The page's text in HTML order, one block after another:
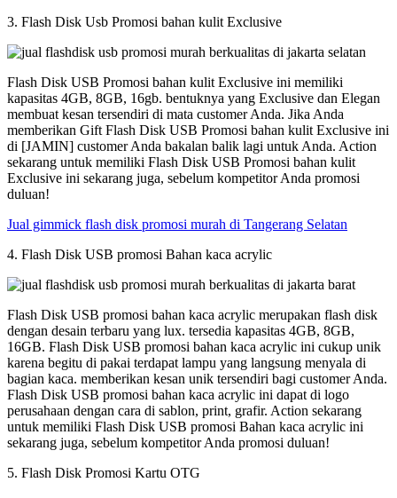
3. Flash Disk Usb Promosi bahan kulit Exclusive
Flash Disk USB Promosi bahan kulit Exclusive ini memiliki
kapasitas 4GB, 8GB, 16gb. bentuknya yang Exclusive dan Elegan
membuat kesan tersendiri di mata customer Anda. Jika Anda
memberikan Gift Flash Disk USB Promosi bahan kulit Exclusive ini
di [JAMIN] customer Anda bakalan balik lagi untuk Anda. Action
sekarang untuk memiliki Flash Disk USB Promosi bahan kulit
Exclusive ini sekarang juga, sebelum kompetitor Anda promosi
duluan!
Jual gimmick flash disk promosi murah di Tangerang Selatan
4. Flash Disk USB promosi Bahan kaca acrylic
Flash Disk USB promosi bahan kaca acrylic merupakan flash disk
dengan desain terbaru yang lux. tersedia kapasitas 4GB, 8GB,
16GB. Flash Disk USB promosi bahan kaca acrylic ini cukup unik
karena begitu di pakai terdapat lampu yang langsung menyala di
bagian kaca. memberikan kesan unik tersendiri bagi customer Anda.
Flash Disk USB promosi bahan kaca acrylic ini dapat di logo
perusahaan dengan cara di sablon, print, grafir. Action sekarang
untuk memiliki Flash Disk USB promosi Bahan kaca acrylic ini
sekarang juga, sebelum kompetitor Anda promosi duluan!
5. Flash Disk Promosi Kartu OTG